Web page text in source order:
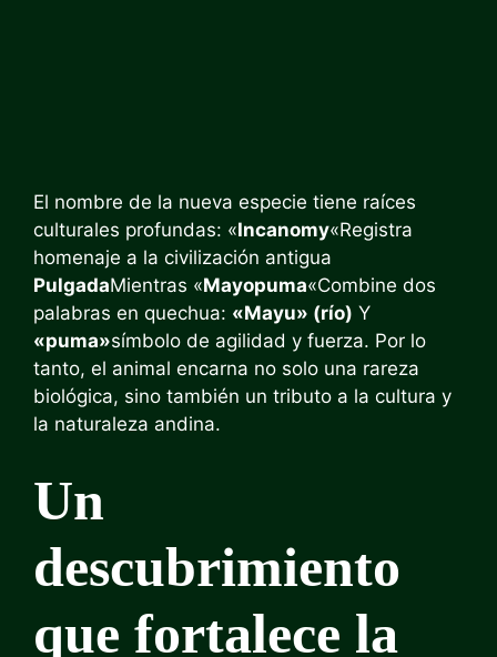
El nombre de la nueva especie tiene raíces
culturales profundas: «Incanomy«Registra
homenaje a la civilización antigua
PulgadaMientras «Mayopuma«Combine dos
palabras en quechua: «Mayu» (río) Y
«puma»símbolo de agilidad y fuerza. Por lo
tanto, el animal encarna no solo una rareza
biológica, sino también un tributo a la cultura y
la naturaleza andina.
Un
descubrimiento
que fortalece la